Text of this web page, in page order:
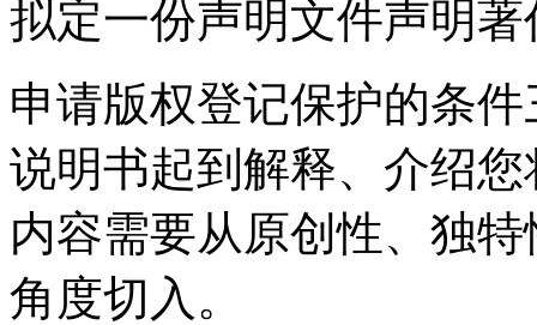
拟定一份声明文件声明
申请版权登记保护的条
说明书起到解释、介绍
内容需要从原创性、独
角度切入。